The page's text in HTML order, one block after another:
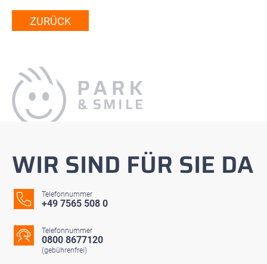
ZURÜCK
WIR SIND FÜR SIE DA
Telefonnummer
+49 7565 508 0
Telefonnummer
0800 8677120
(gebührenfrei)